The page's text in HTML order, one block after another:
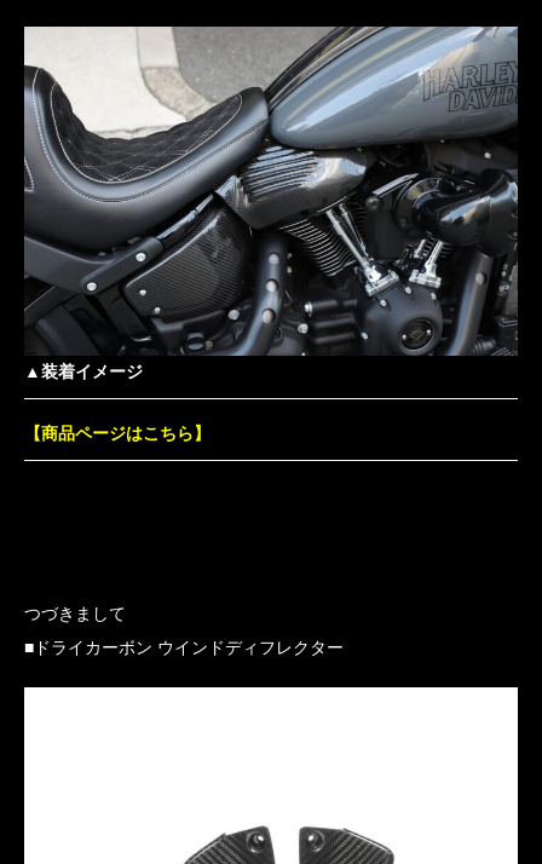
▲装着イメージ
【商品ページはこちら】
つづきまして
■ドライカーボン ウインドディフレクター